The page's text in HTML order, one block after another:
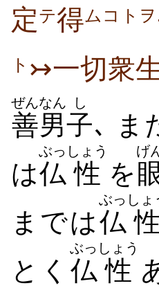
定テ得ムコトヲ
ト ↣一切衆
善男
ぜんなん
子
し
､ ま
は仏
ぶっ
性
しょう
を
げ
までは仏
ぶっ
性
しょ
とく 仏
ぶっ
性
しょう